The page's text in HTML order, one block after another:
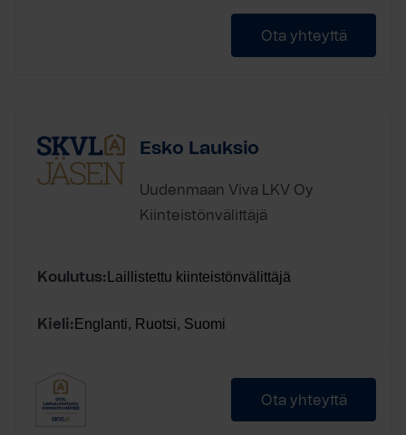
Ota yhteyttä
Esko Lauksio
Uudenmaan Viva LKV Oy
Kiinteistönvälittäjä
Koulutus: Laillistettu kiinteistönvälittäjä
Kieli: Englanti, Ruotsi, Suomi
Ota yhteyttä